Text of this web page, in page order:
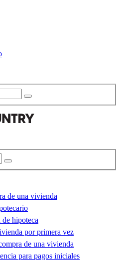
de una vivienda
hipoteca
por primera vez
de una vivienda
para pagos iniciales